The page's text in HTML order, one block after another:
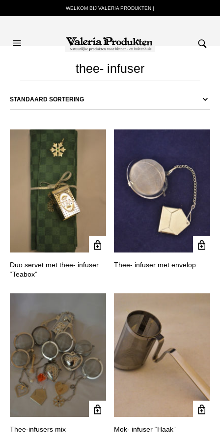
WELKOM BIJ VALERIA PRODUKTEN |
thee- infuser
Duo servet met thee- infuser
“Teabox”
Thee- infuser met envelop
Thee-infusers mix Mok- infuser “Haak”